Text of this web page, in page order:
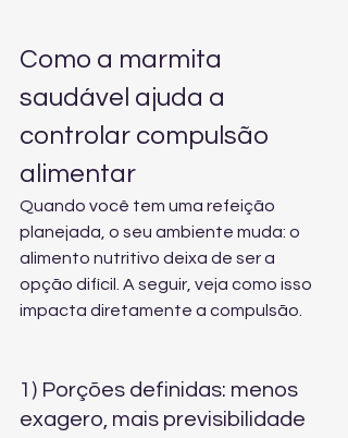
Como a marmita
saudável ajuda a
controlar compulsão
alimentar
Quando você tem uma refeição
planejada, o seu ambiente muda: o
alimento nutritivo deixa de ser a
opção difícil. A seguir, veja como isso
impacta diretamente a compulsão.
1) Porções definidas: menos
exagero, mais previsibilidade